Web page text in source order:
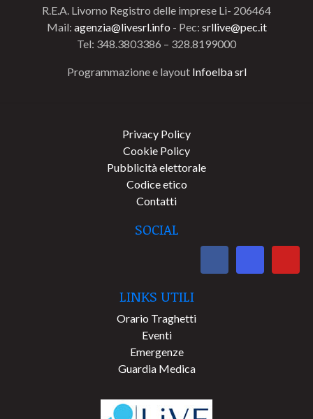
R.E.A. Livorno Registro delle imprese Li- 206464
Mail: agenzia@livesrl.info - Pec: srllive@pec.it
Tel: 348.3803386 – 328.8199000
Programmazione e layout Infoelba srl
Privacy Policy
Cookie Policy
Pubblicità elettorale
Codice etico
Contatti
SOCIAL
LINKS UTILI
Orario Traghetti
Eventi
Emergenze
Guardia Medica